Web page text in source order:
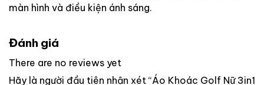
màn hình và điều kiện ánh sáng.
Đánh giá
There are no reviews yet
Hãy là người đầu tiên nhận xét “Áo Khoác Golf Nữ 3in1